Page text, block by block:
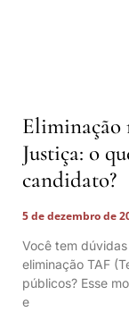
Eliminação
Justiça: o
candidato?
5 de dezembro de
Você tem
eliminação TAF
públicos? Esse
e